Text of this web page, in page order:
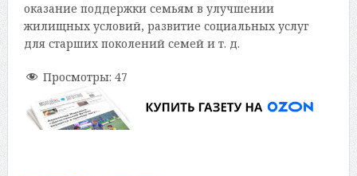
оказание поддержки семьям в улучшении
жилищных условий, развитие социальных услуг
для старших поколений семей и т. д.
Просмотры: 47